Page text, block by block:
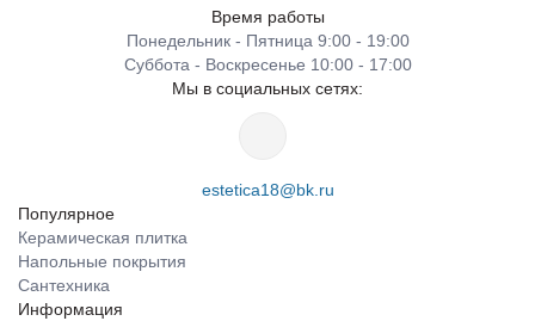
Время работы
Понедельник - Пятница 9:00 - 19:00
Суббота - Воскресенье 10:00 - 17:00
Мы в социальных сетях:
estetica18@bk.ru
Популярное
Керамическая плитка
Напольные покрытия
Сантехника
Информация